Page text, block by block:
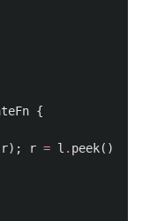
{
r); r = l . peek()